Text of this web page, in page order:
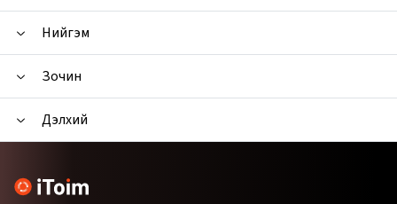
Нийгэм
Зочин
Дэлхий